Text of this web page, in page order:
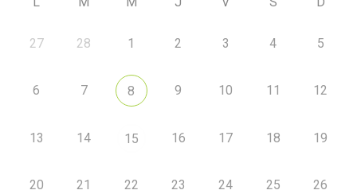
27 28 1 2 3 4 5
6 7 8 9 10 11 12
13 14 15 16 17 18 19
20 21 22 23 24 25 26